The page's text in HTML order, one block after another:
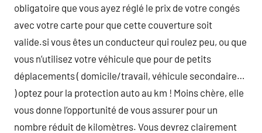
obligatoire que vous ayez réglé le prix de votre congés
avec votre carte pour que cette couverture soit
valide.si vous êtes un conducteur qui roulez peu, ou que
vous n’utilisez votre véhicule que pour de petits
déplacements ( domicile/travail, véhicule secondaire…
) optez pour la protection auto au km ! Moins chère, elle
vous donne l’opportunité de vous assurer pour un
nombre réduit de kilomètres. Vous devrez clairement